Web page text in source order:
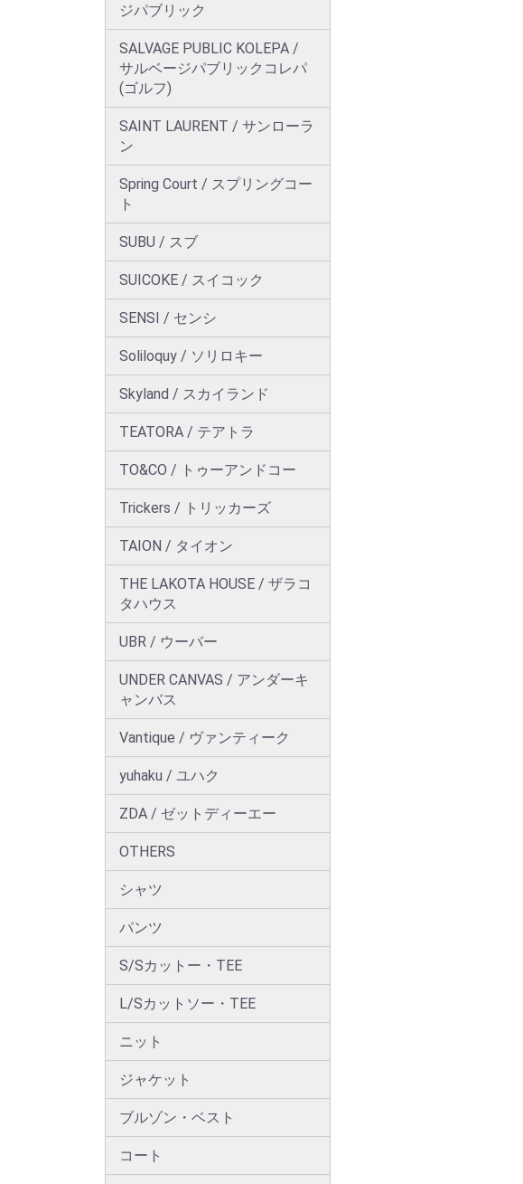
ジパブリック
SALVAGE PUBLIC KOLEPA /
サルベージパブリックコレパ
(ゴルフ)
SAINT LAURENT / サンローラ
ン
Spring Court / スプリングコー
ト
SUBU / スブ
SUICOKE / スイコック
SENSI / センシ
Soliloquy / ソリロキー
Skyland / スカイランド
TEATORA / テアトラ
TO&CO / トゥーアンドコー
Trickers / トリッカーズ
TAION / タイオン
THE LAKOTA HOUSE / ザラコ
タハウス
UBR / ウーバー
UNDER CANVAS / アンダーキ
ャンバス
Vantique / ヴァンティーク
yuhaku / ユハク
ZDA / ゼットディーエー
OTHERS
シャツ
パンツ
S/Sカットー・TEE
L/Sカットソー・TEE
ニット
ジャケット
ブルゾン・ベスト
コート